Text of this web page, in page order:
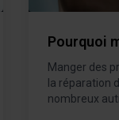
Pourquoi
Manger des
la réparation
nombreux